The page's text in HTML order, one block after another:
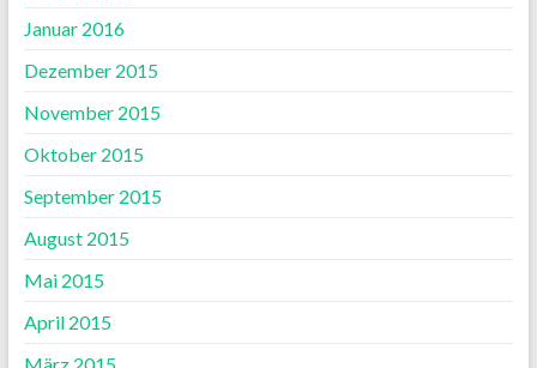
Januar 2016
Dezember 2015
November 2015
Oktober 2015
September 2015
August 2015
Mai 2015
April 2015